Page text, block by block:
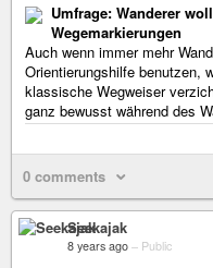
Umfrage: Wanderer
Wegemarkierungen
Auch wenn immer mehr
Orientierungshilfe benutzen,
klassische Wegweiser
ganz bewusst während des
0 comments
Seekajak
8 years ago – Public